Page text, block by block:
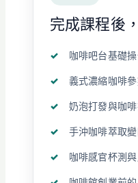
完成課程後
咖啡吧台基礎操
義式濃縮咖啡
奶泡打發與咖
手沖咖啡萃取
咖啡感官杯測